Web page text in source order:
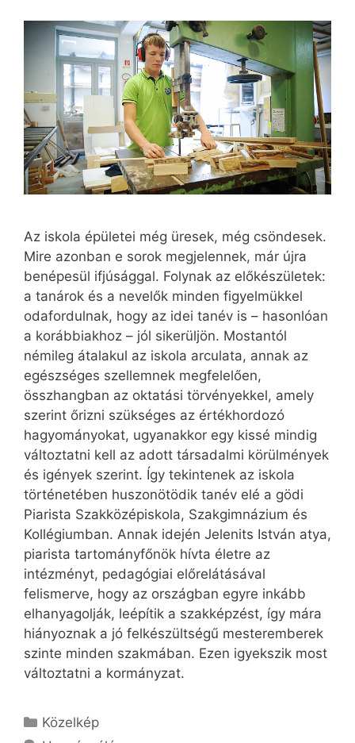
Az iskola épületei még üresek, még csöndesek.
Mire azonban e sorok megjelennek, már újra
benépesül ifjúsággal. Folynak az előkészületek:
a tanárok és a nevelők minden figyelmükkel
odafordulnak, hogy az idei tanév is – hasonlóan
a korábbiakhoz – jól sikerüljön. Mostantól
némileg átalakul az iskola arculata, annak az
egészséges szellemnek megfelelően,
összhangban az oktatási törvényekkel, amely
szerint őrizni szükséges az értékhordozó
hagyományokat, ugyanakkor egy kissé mindig
változtatni kell az adott társadalmi körülmények
és igények szerint. Így tekintenek az iskola
történetében huszonötödik tanév elé a gödi
Piarista Szakközépiskola, Szakgimnázium és
Kollégiumban. Annak idején Jelenits István atya,
piarista tartományfőnök hívta életre az
intézményt, pedagógiai előrelátásával
felismerve, hogy az országban egyre inkább
elhanyagolják, leépítik a szakképzést, így mára
hiányoznak a jó felkészültségű mesteremberek
szinte minden szakmában. Ezen igyekszik most
változtatni a kormányzat.
Kategória
Közelkép